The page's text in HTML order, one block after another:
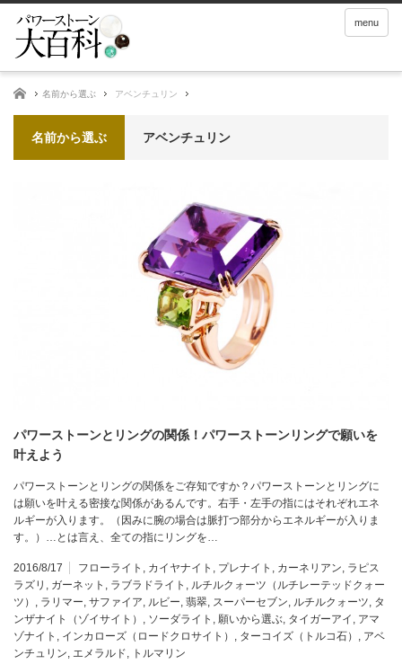
menu
ホーム 名前から選ぶ アベンチュリン
名前から選ぶ アベンチュリン
パワーストーンとリングの関係！パワーストーンリングで願いを
叶えよう
パワーストーンとリングの関係をご存知ですか？パワーストーンとリングに
は願いを叶える密接な関係があるんです。右手・左手の指にはそれぞれエネ
ルギーが入ります。（因みに腕の場合は脈打つ部分からエネルギーが入りま
す。）…とは言え、全ての指にリングを…
2016/8/17 フローライト , カイヤナイト , プレナイト , カーネリアン, ラピス
ラズリ , ガーネット , ラブラドライト , ルチルクォーツ（ルチレーテッドクォー
ツ） , ラリマー, サファイア, ルビー, 翡翠, スーパーセブン, ルチルクォーツ, タ
ンザナイト（ゾイサイト） , ソーダライト , 願いから選ぶ, タイガーアイ , アマ
ゾナイト , インカローズ（ロードクロサイト） , ターコイズ（トルコ石） , アベ
ンチュリン, エメラルド, トルマリン